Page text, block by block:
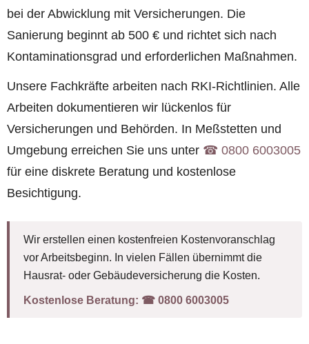
bei der Abwicklung mit Versicherungen. Die
Sanierung beginnt ab 500 € und richtet sich nach
Kontaminationsgrad und erforderlichen Maßnahmen.
Unsere Fachkräfte arbeiten nach RKI-Richtlinien. Alle
Arbeiten dokumentieren wir lückenlos für
Versicherungen und Behörden. In Meßstetten und
Umgebung erreichen Sie uns unter ☎︎ 0800 6003005
für eine diskrete Beratung und kostenlose
Besichtigung.
Wir erstellen einen kostenfreien Kostenvoranschlag
vor Arbeitsbeginn. In vielen Fällen übernimmt die
Hausrat- oder Gebäudeversicherung die Kosten.
Kostenlose Beratung: ☎︎ 0800 6003005